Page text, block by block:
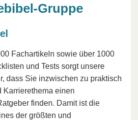
Gruppe
Fachartikeln sowie über 1000
und Tests sorgt unsere
dass Sie inzwischen zu praktisch
Karrierethema einen
finden. Damit ist die
der größten und